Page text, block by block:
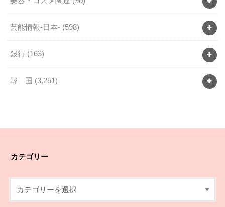
芸能情報-日本- (598)
銀行 (163)
韓 国 (3,251)
カテゴリー